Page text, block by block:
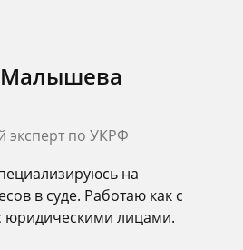
Малышева
эксперт по УКРФ
на
в суде. Работаю как с
юридическими лицами.